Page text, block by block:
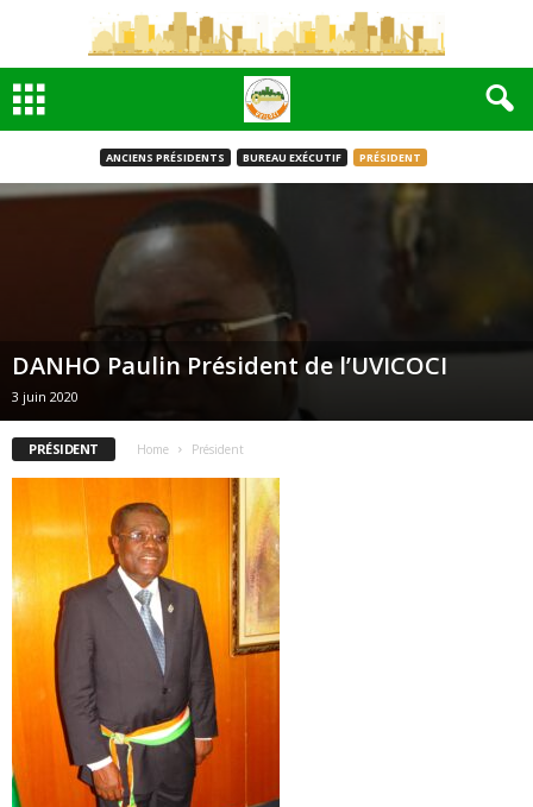
ANCIENS PRÉSIDENTS BUREAU EXÉCUTIF PRÉSIDENT
DANHO Paulin Président de l’UVICOCI
3 juin 2020
PRÉSIDENT Home Président